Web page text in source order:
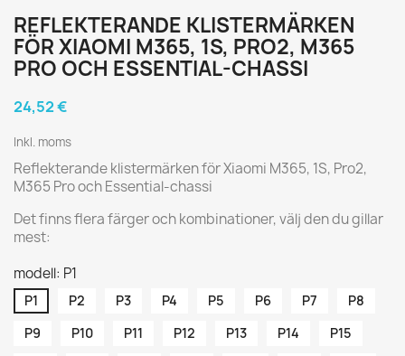
REFLEKTERANDE KLISTERMÄRKEN
FÖR XIAOMI M365, 1S, PRO2, M365
PRO OCH ESSENTIAL-CHASSI
24,52 €
Inkl. moms
Reflekterande klistermärken för Xiaomi M365, 1S, Pro2,
M365 Pro och Essential-chassi
Det finns flera färger och kombinationer, välj den du gillar
mest:
modell: P1
P1 P2 P3 P4 P5 P6 P7
P8
P9
P10 P11 P12 P13 P14
P15